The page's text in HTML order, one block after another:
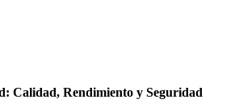
Calidad, Rendimiento y Seguridad